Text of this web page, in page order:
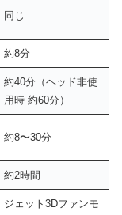
同じ
約8分
約40分（ヘッド非使
用時 約60分）
約8〜30分
約2時間
ジェット3Dファンモ